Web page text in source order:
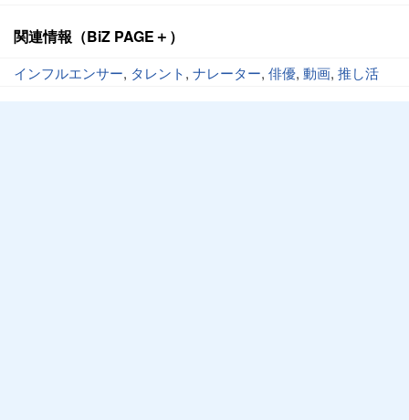
関連情報（BiZ PAGE＋）
インフルエンサー, タレント, ナレーター, 俳優, 動画, 推し活